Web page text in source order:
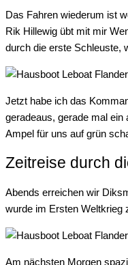
Das Fahren wiederum ist
Rik Hillewig übt mit mir
durch die erste Schleuste,
Jetzt habe ich das
geradeaus, gerade mal
Ampel für uns auf grün
Zeitreise durch
Abends erreichen wir
wurde im Ersten Weltkrieg
Am nächsten Morgen